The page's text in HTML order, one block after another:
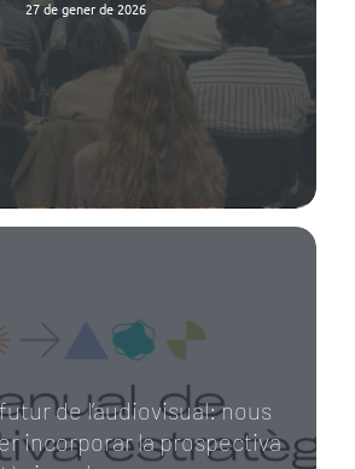
27 de gener de 2026
de l’audiovisual: nous
incorporar la prospectiva